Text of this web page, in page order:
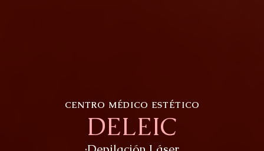
CENTRO MÉDICO ESTÉTICO
DELEIC